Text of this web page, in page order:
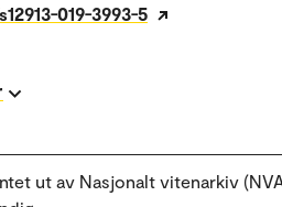
019-3993-5
ut av Nasjonalt vitenarkiv